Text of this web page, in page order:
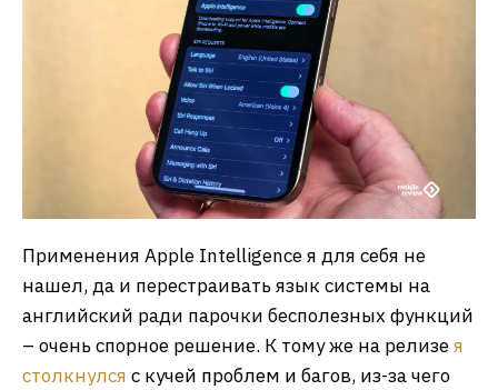
Применения Apple Intelligence я для себя не
нашел, да и перестраивать язык системы на
английский ради парочки бесполезных функций
– очень спорное решение. К тому же на релизея
столкнулся с кучей проблем и багов, из-за чего